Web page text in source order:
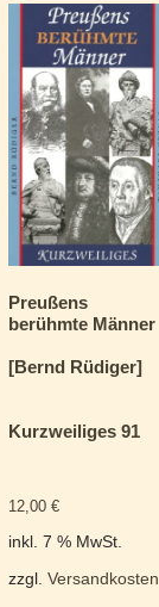
Preußens
berühmte Männer
[Bernd Rüdiger]
Kurzweiliges 91
12,00€
inkl. 7 % MwSt.
zzgl.Versandkosten